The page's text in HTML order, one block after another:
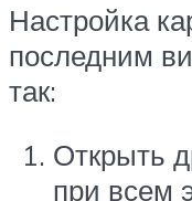
Настройка
последним
так:
Открыть
при всем